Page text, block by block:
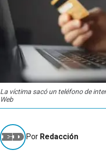
La víctima sacó un teléfono de
Web
Por Redacción